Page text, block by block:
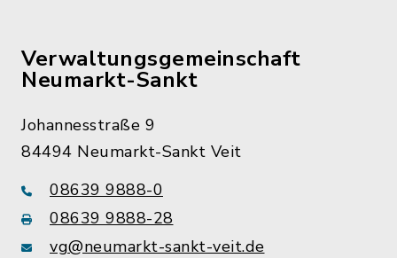
Verwaltungsgemeinschaft
Neumarkt-Sankt
Johannesstraße 9
84494 Neumarkt-Sankt Veit
08639 9888-0
08639 9888-28
vg@neumarkt-sankt-veit.de